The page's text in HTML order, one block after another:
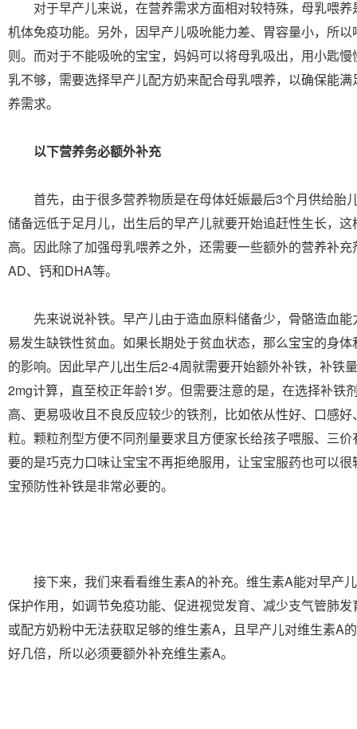
对于早产儿来说，在营养需求方面相对较特殊，母乳喂养
机体免疫功能。另外，因早产儿吸吮能力差、胃容量小，所
则。而对于不能吸吮的宝宝，妈妈可以将母乳吸出，用小匙
乳不够，需要选择早产儿配方奶来配合母乳喂养，以确保能
养需求。
以下营养务必额外补充
首先，由于很多营养物质是在母体妊娠最后3个月供给胎
储备远低于足月儿，出生后的早产儿就要开始追赶性生长，
高。因此除了加强母乳喂养之外，还需要一些额外的营养补
AD、钙和DHA等。
先来说说补铁。早产儿由于造血原料储备少，骨骼造血能
易发生缺铁性贫血。如果长期处于贫血状态，那么宝宝的身
的影响。因此早产儿出生后2-4周就需要开始额外补铁，补铁
2mg计算，直至校正年龄1岁。但需要注意的是，在选择补铁
高、更易吸收且不良反应较少的铁剂，比如依从性好、口感
粒。颗粒剂型方便不同剂量要求且方便家长给孩子喂服、三
要的是巧克力口味让宝宝不再拒绝服用，让宝宝服药也可以
宝预防性补铁是非常必要的。
接下来，我们来看看维生素A的补充。维生素A能对早产
保护作用，如调节免疫功能、促进视觉发育、减少支气管肺
或配方奶粉中无法获取足够的维生素A，且早产儿对维生素A
好几倍，所以必须要额外补充维生素A。